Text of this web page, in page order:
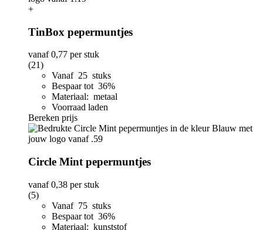
+
TinBox pepermuntjes
vanaf0,77 per stuk
(21)
Vanaf 25 stuks
Bespaar tot 36%
Materiaal: metaal
Voorraad laden
Bereken prijs
Circle Mint pepermuntjes
vanaf0,38 per stuk
(5)
Vanaf 75 stuks
Bespaar tot 36%
Materiaal: kunststof